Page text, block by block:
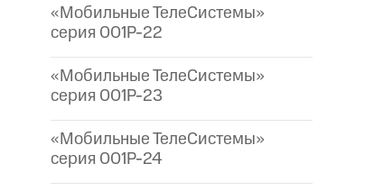
«Мобильные ТелеСистемы»
серия 001P-22
«Мобильные ТелеСистемы»
серия 001P-23
«Мобильные ТелеСистемы»
серия 001P-24